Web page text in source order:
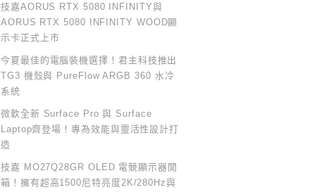
技嘉AORUS RTX 5080 INFINITY與
AORUS RTX 5080 INFINITY WOOD顯
示卡正式上市
今夏最佳的電腦裝機選擇！君主科技推出
TG3 機殼與 PureFlow ARGB 360 水冷
系統
微軟全新 Surface Pro 與 Surface
Laptop齊登場！專為效能與靈活性設計打
造
技嘉 MO27Q28GR OLED 電競顯示器開
箱！擁有超高1500尼特亮度2K/280Hz與